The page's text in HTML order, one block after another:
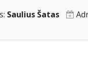
Saulius Šatas